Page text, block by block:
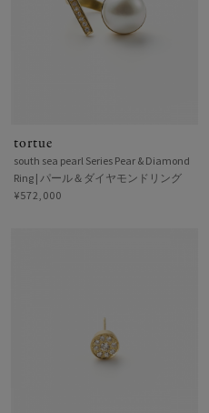
tortue
south sea pearl Series Pear & Diamond
Ring | パール＆ダイヤモンドリング
¥572,000